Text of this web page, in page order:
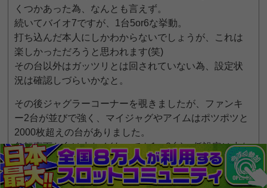
くつかあった為、なんとも言えず。
続いてバイオ7ですが、1台5or6な挙動。
打ち込んだ本人にしかわからないでしょうが、これは
楽しかっただろうと思われます(笑)
その台以外はガッツリとは回されていない為、設定状
況は確認しづらいかなと。
その後ジャグラーコーナーを覗きましたが、ファンキ
ー2台が並びで強く、マイジャグやアイムはポツポツと
2000枚超えの台がありました。
急転直下な台は少なく(あっても1〜2台)、低設定は少な
そうな印象。
3、4多めの客が長く遊べるような設定配分ではないで